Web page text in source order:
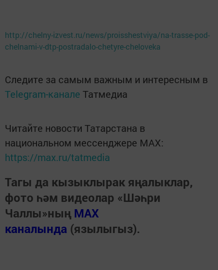
http://chelny-izvest.ru/news/proisshestviya/na-trasse-pod-
chelnami-v-dtp-postradalo-chetyre-cheloveka
Следите за самым важным и интересным в
Telegram-канале Татмедиа
Читайте новости Татарстана в
национальном мессенджере MАХ:
https://max.ru/tatmedia
Тагы да кызыклырак яңалыклар,
фото һәм видеолар «Шәһри
Чаллы»ның MAX
каналында (язылыгыз).